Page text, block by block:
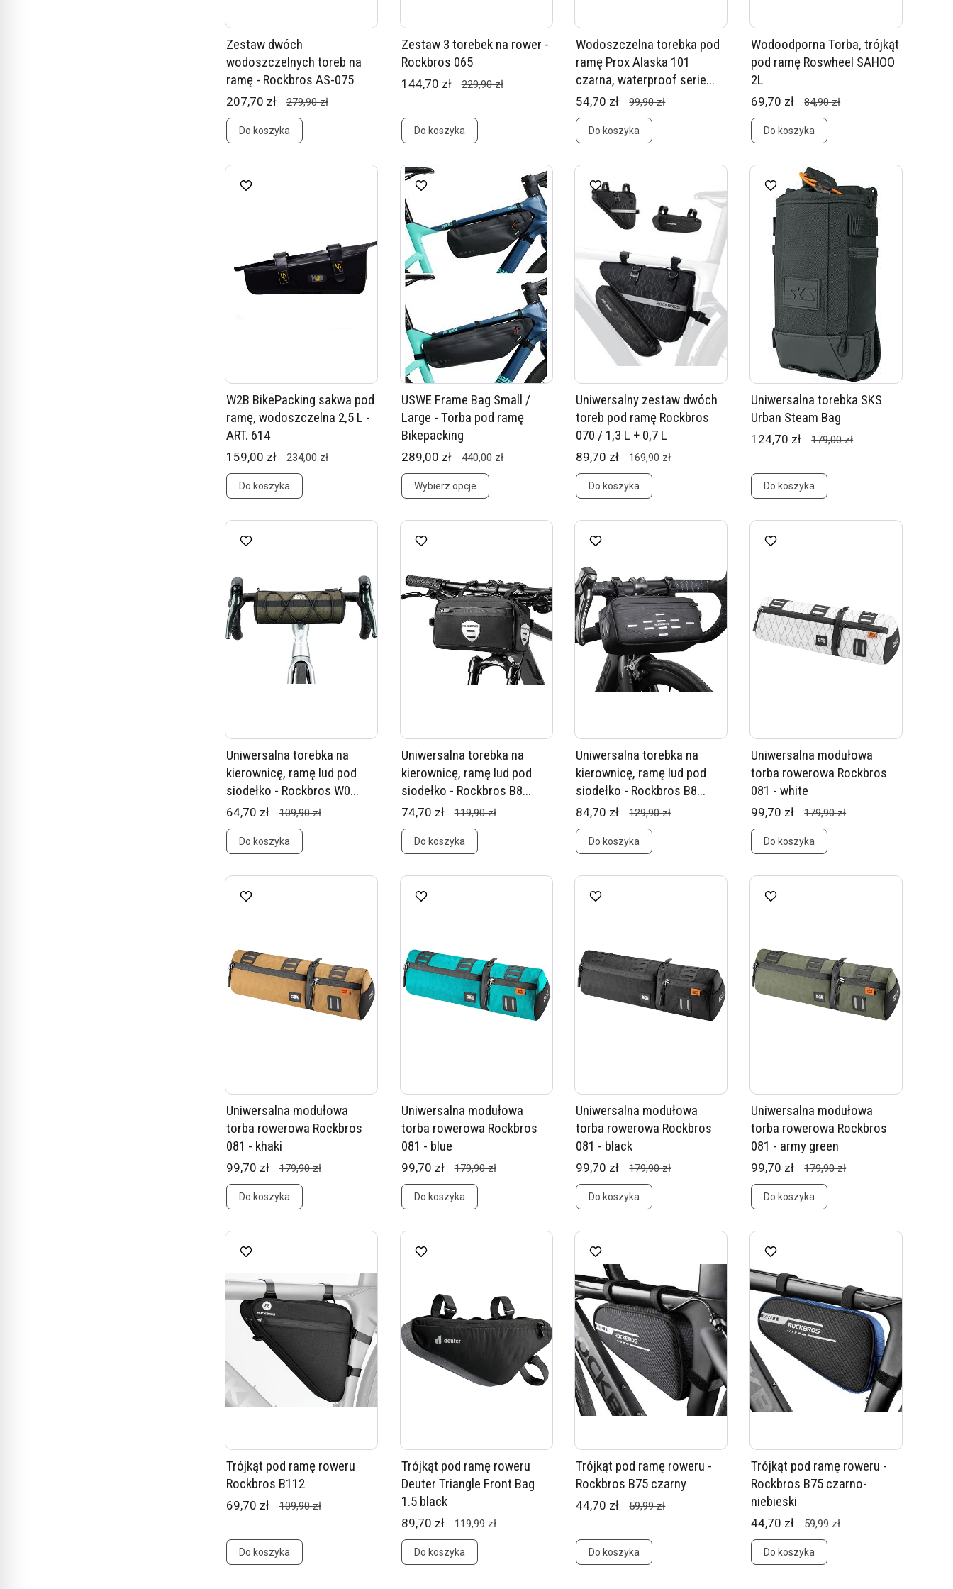
Zestaw dwóch
wodoszczelnych toreb na
ramę - Rockbros AS-075
207,70 zł 279,90 zł
Do koszyka
Zestaw 3 torebek na rower -
Rockbros 065
144,70 zł 229,90 zł
Do koszyka
Wodoszczelna torebka pod
ramę Prox Alaska 101
czarna, waterproof serie...
54,70 zł 99,90 zł
Do koszyka
Wodoodporna Torba, trójkąt
pod ramę Roswheel SAHOO
2L
69,70 zł 84,90 zł
Do koszyka
W2B BikePacking sakwa pod
ramę, wodoszczelna 2,5 L -
ART. 614
159,00 zł 234,00 zł
Do koszyka
USWE Frame Bag Small /
Large - Torba pod ramę
Bikepacking
289,00 zł 440,00 zł
Wybierz opcje
Uniwersalny zestaw dwóch
toreb pod ramę Rockbros
070 / 1,3 L + 0,7 L
89,70 zł 169,90 zł
Do koszyka
Uniwersalna torebka SKS
Urban Steam Bag
124,70 zł 179,00 zł
Do koszyka
Uniwersalna torebka na
kierownicę, ramę lud pod
siodełko - Rockbros W0...
64,70 zł 109,90 zł
Do koszyka
Uniwersalna torebka na
kierownicę, ramę lud pod
siodełko - Rockbros B8...
74,70 zł 119,90 zł
Do koszyka
Uniwersalna torebka na
kierownicę, ramę lud pod
siodełko - Rockbros B8...
84,70 zł 129,90 zł
Do koszyka
Uniwersalna modułowa
torba rowerowa Rockbros
081 - white
99,70 zł 179,90 zł
Do koszyka
Uniwersalna modułowa
torba rowerowa Rockbros
081 - khaki
99,70 zł 179,90 zł
Do koszyka
Uniwersalna modułowa
torba rowerowa Rockbros
081 - blue
99,70 zł 179,90 zł
Do koszyka
Uniwersalna modułowa
torba rowerowa Rockbros
081 - black
99,70 zł 179,90 zł
Do koszyka
Uniwersalna modułowa
torba rowerowa Rockbros
081 - army green
99,70 zł 179,90 zł
Do koszyka
Trójkąt pod ramę roweru
Rockbros B112
69,70 zł 109,90 zł
Do koszyka
Trójkąt pod ramę roweru
Deuter Triangle Front Bag
1.5 black
89,70 zł 119,99 zł
Do koszyka
Trójkąt pod ramę roweru -
Rockbros B75 czarny
44,70 zł 59,99 zł
Do koszyka
Trójkąt pod ramę roweru -
Rockbros B75 czarno-
niebieski
44,70 zł 59,99 zł
Do koszyka